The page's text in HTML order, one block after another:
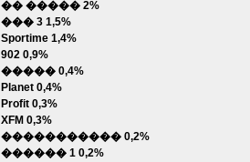
�� ����� 2%
��� 3 1,5%
Sportime 1,4%
902 0,9%
����� 0,4%
Planet 0,4%
Profit 0,3%
XFM 0,3%
����������� 0,2%
������ 1 0,2%